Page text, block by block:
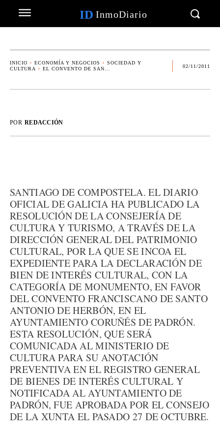
ID InmoDiario
INICIO ECONOMÍA Y NEGOCIOS
SOCIEDAD Y
CULTURA
EL CONVENTO DE SAN...
02/11/2011
POR REDACCIÓN
SANTIAGO DE COMPOSTELA. EL DIARIO
OFICIAL DE GALICIA HA PUBLICADO LA
RESOLUCIÓN DE LA CONSEJERÍA DE
CULTURA Y TURISMO, A TRAVÉS DE LA
DIRECCIÓN GENERAL DEL PATRIMONIO
CULTURAL, POR LA QUE SE INCOA EL
EXPEDIENTE PARA LA DECLARACIÓN DE
BIEN DE INTERÉS CULTURAL, CON LA
CATEGORÍA DE MONUMENTO, EN FAVOR
DEL CONVENTO FRANCISCANO DE SANTO
ANTONIO DE HERBÓN, EN EL
AYUNTAMIENTO CORUÑÉS DE PADRÓN.
ESTA RESOLUCIÓN, QUE SERÁ
COMUNICADA AL MINISTERIO DE
CULTURA PARA SU ANOTACIÓN
PREVENTIVA EN EL REGISTRO GENERAL
DE BIENES DE INTERÉS CULTURAL Y
NOTIFICADA AL AYUNTAMIENTO DE
PADRÓN, FUE APROBADA POR EL CONSEJO
DE LA XUNTA EL PASADO 27 DE OCTUBRE.